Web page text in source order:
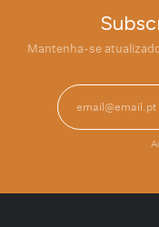
Mantenha-se